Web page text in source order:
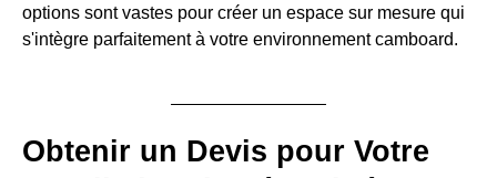
options sont vastes pour créer un espace sur mesure qui
s'intègre parfaitement à votre environnement camboard.
Obtenir un Devis pour Votre